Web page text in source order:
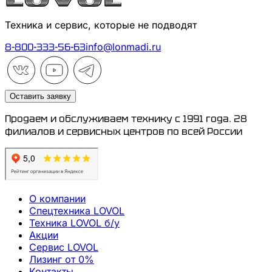
Техника и сервис, которые не подводят
8-800-333-56-63info@lonmadi.ru
Оставить заявку
Продаем и обслуживаем технику с 1991 года. 28
филиалов и сервисных центров по всей России
О компании
Спецтехника LOVOL
Техника LOVOL б/у
Акции
Сервис LOVOL
Лизинг от 0%